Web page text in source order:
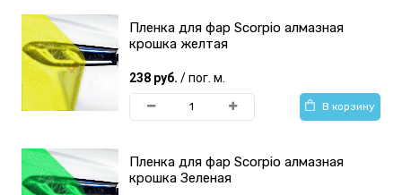
Пленка для фар Scorpio алмазная
крошка желтая
238 руб. / пог. м.
В корзину
Пленка для фар Scorpio алмазная
крошка Зеленая